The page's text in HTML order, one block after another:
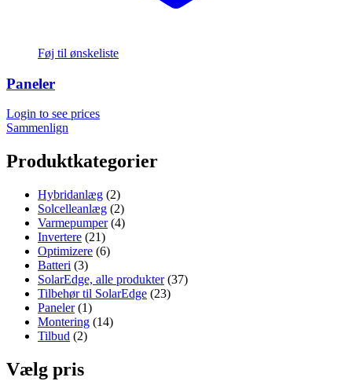
Føj til ønskeliste
Paneler
Login to see prices
Sammenlign
Produktkategorier
Hybridanlæg (2)
Solcelleanlæg (2)
Varmepumper (4)
Invertere (21)
Optimizere (6)
Batteri (3)
SolarEdge, alle produkter (37)
Tilbehør til SolarEdge (23)
Paneler (1)
Montering (14)
Tilbud (2)
Vælg pris